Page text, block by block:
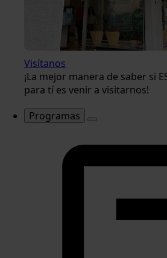
Visítanos
¡La mejor manera de saber si
para tí es venir a visitarnos!
Programas